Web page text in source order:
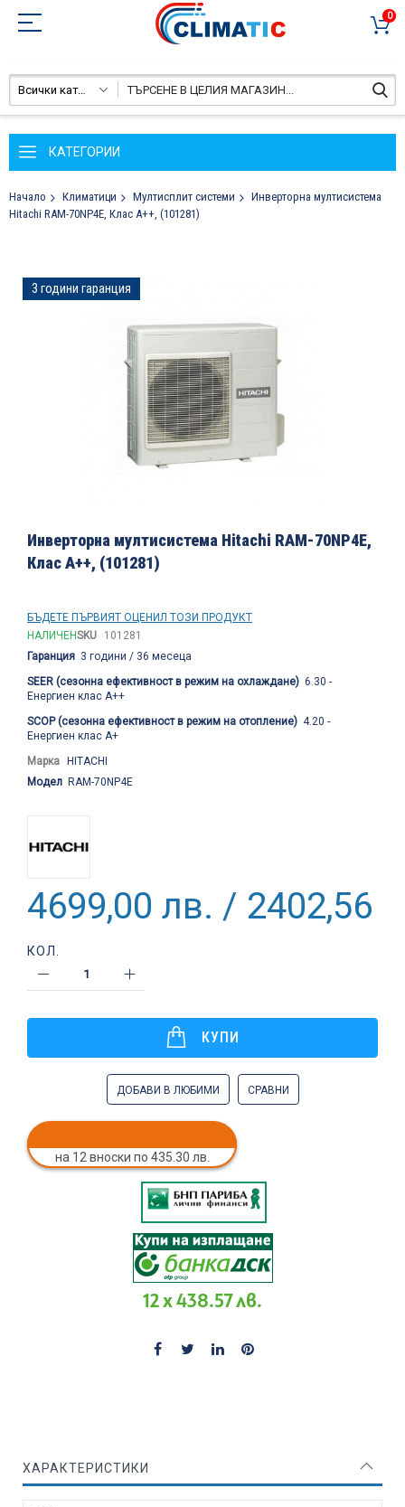
0
Всички категории
КАТЕГОРИИ
Начало Климатици Мултисплит системи
Инверторна мултисистема
Hitachi RAM-70NP4E, Клас А++, (101281)
Преминете
към
3 години гаранция
към
началото
на
снимки
Инверторна мултисистема Hitachi RAM-70NP4E,
Клас А++, (101281)
БЪДЕТЕ ПЪРВИЯТ ОЦЕНИЛ ТОЗИ ПРОДУКТ
НАЛИЧЕНSKU
101281
Гаранция 3 години / 36 месеца
SEER (сезонна ефективност в режим на охлаждане) 6.30 -
Енергиен клас A++
SCOP (сезонна ефективност в режим на отопление) 4.20 -
Енергиен клас А+
Марка HITACHI
Модел RAM-70NP4E
4699,00 лв. / 2402,56 €
КОЛ.
КУПИ
ДОБАВИ В ЛЮБИМИ СРАВНИ
на 12 вноски по 435.30 лв.
12 x 438.57 лв.
ХАРАКТЕРИСТИКИ